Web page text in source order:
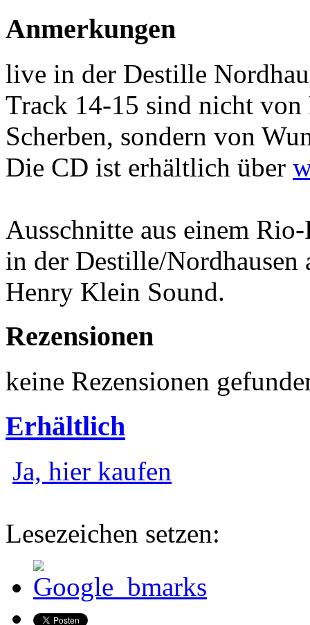
Anmerkungen
live in der Destille
Track 14-15 sind nicht von
Scherben, sondern von
Die CD ist erhältlich über
Ausschnitte aus einem
in der Destille/
Henry Klein Sound.
Rezensionen
keine Rezensionen
Erhältlich
Ja, hier kaufen
Lesezeichen setzen: